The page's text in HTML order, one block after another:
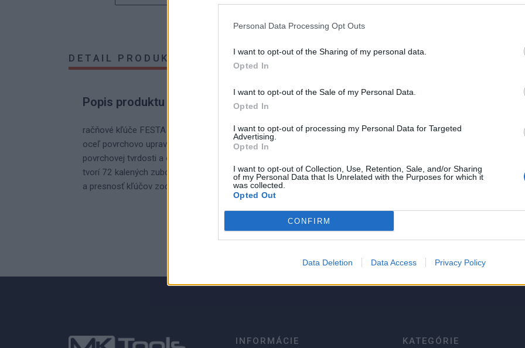
Personal Data Processing Opt Outs
I want to opt-out of the Sharing of my personal data.
Opted In
I want to opt-out of the Sale of my Personal Data.
Opted In
I want to opt-out of processing my Personal Data for Targeted
Advertising.
Opted In
I want to opt-out of Collection, Use, Retention, Sale, and/or Sharing
of my Personal Data that Is Unrelated with the Purposes for which it
was collected.
Opted Out
CONFIRM
Data Deletion Data Access Privacy Policy
DETAIL PRODUKTU HODNOTENIE PRODUKTU
Popis produktu
račňové kľúče FESTA sú vyrobené kovaním z kvalitnej chrómvanádiovej ocele
oceľ povrchovo upravená matným tvrdochrómom na dosiahnutie optimálnej
povrchovej tvrdosti a odolnosti voči korozívnym vplyvom rohatku račne kľúče
tvorí 72 kalených zubov , záber po 5-tich oblúkových stupňoch kvalita, tvrdosť
a presnosť kľúčov zodpovedá norme DIN/ISO
0% zákazníkov odporúča produkt
5
4
3
INFORMÁCIE KATEGÓRIE